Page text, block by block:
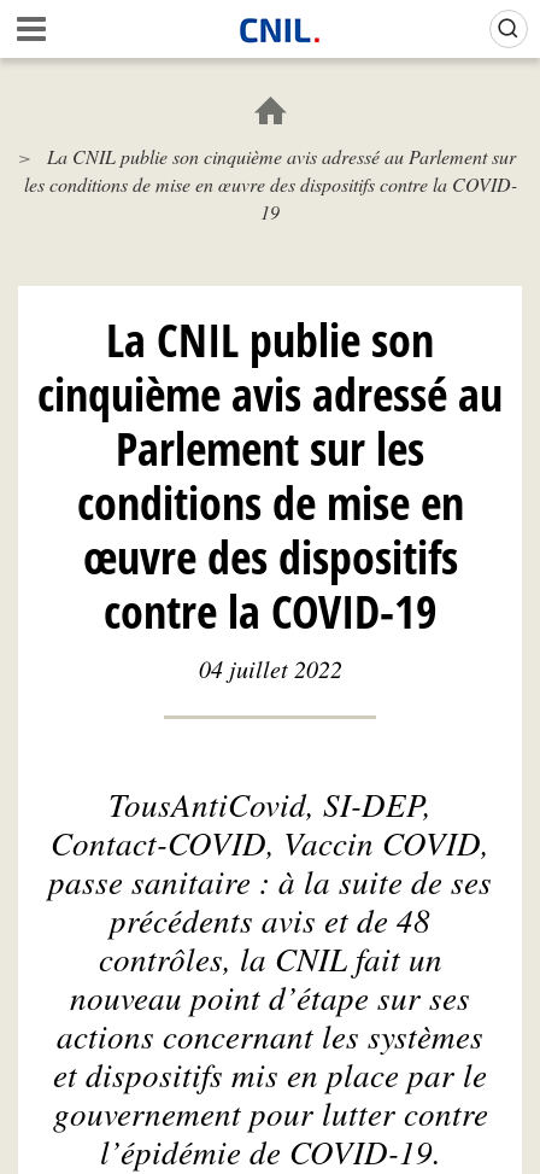
Aller
au
contenu
c
i
l
I
La CNIL publie son cinquième avis adressé au Parlement sur
les conditions de mise en œuvre des dispositifs contre la COVID-
19
La CNIL publie son
cinquième avis adressé au
Parlement sur les
conditions de mise en
œuvre des dispositifs
contre la COVID-19
04 juillet 2022
TousAntiCovid, SI-DEP,
Contact-COVID, Vaccin COVID,
passe sanitaire : à la suite de ses
précédents avis et de 48
contrôles, la CNIL fait un
nouveau point d’étape sur ses
actions concernant les systèmes
et dispositifs mis en place par le
gouvernement pour lutter contre
l’épidémie de COVID-19.
Gestion de vos préférences sur les cookies (témoins de connexion)